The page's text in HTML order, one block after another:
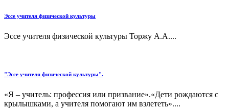
Эссе учителя физической культуры
Эссе учителя физической культуры Торжу А.А....
"Эссе учителя физической культуры".
«Я – учитель: профессия или призвание».«Дети рождаются с
крылышками, а учителя помогают им взлететь»....